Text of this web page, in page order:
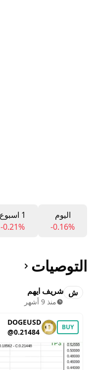
اليوم
-0.16%
1 اسبوع
-0.21%
التوصيات
ش شريف ايهم
منذ 9 أشهر
BUY
DOGEUSD
@0.21484